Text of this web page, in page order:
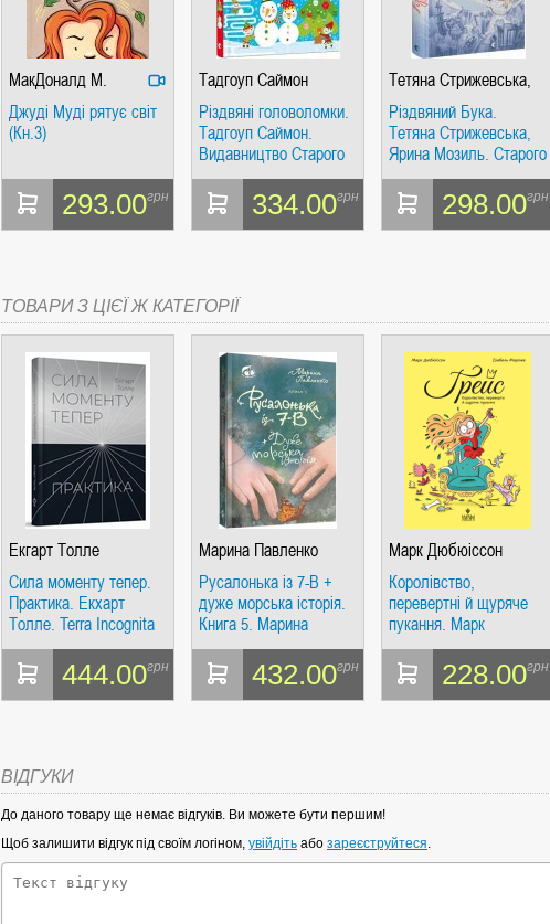
МакДоналд М.
Джуді Муді рятує світ
(Кн.3)
293.00грн
Тадгоуп Саймон
Різдвяні головоломки.
Тадгоуп Саймон.
Видавництво Старого
Лева
334.00грн
Тетяна Стрижевська,
Ярина Мозиль
Різдвяний Бука.
Тетяна Стрижевська,
Ярина Мозиль. Старого
Лева
298.00грн
ТОВАРИ З ЦІЄЇ Ж КАТЕГОРІЇ
Екгарт Толле
Сила моменту тепер.
Практика. Екхарт
Толле. Terra Incognita
444.00грн
Марина Павленко
Русалонька із 7-В +
дуже морська історія.
Книга 5. Марина
Павленко. Вишенька
432.00грн
Марк Дюбюіссон
Королівство,
перевертні й щуряче
пукання. Марк
Дюбюіссон. Маґура
228.00грн
ВІДГУКИ
До даного товару ще немає відгуків. Ви можете бути першим!
Щоб залишити відгук під своїм логіном, увійдіть або зареєструйтеся.